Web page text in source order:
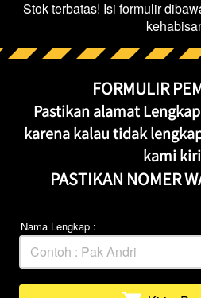
Pesan
Stok terbatas! Isi formulir
kehabisan.
FORMULIR
Pastikan alamat
karena kalau tidak
PASTIKAN NOMER
Nama Lengkap :